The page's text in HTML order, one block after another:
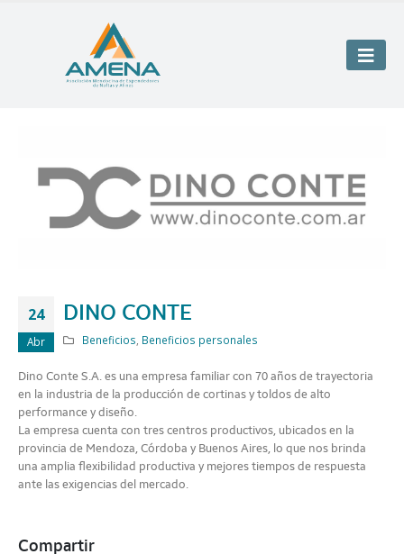
24
Abr
DINO CONTE
Beneficios, Beneficios personales
Dino Conte S.A. es una empresa familiar con 70 años de trayectoria
en la industria de la producción de cortinas y toldos de alto
performance y diseño.
La empresa cuenta con tres centros productivos, ubicados en la
provincia de Mendoza, Córdoba y Buenos Aires, lo que nos brinda
una amplia flexibilidad productiva y mejores tiempos de respuesta
ante las exigencias del mercado.
Compartir